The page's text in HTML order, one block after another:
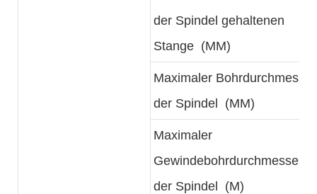
der Spindel gehaltenen
Stange (MM)
Maximaler Bohrdurchmesser
der Spindel (MM)
Maximaler
Gewindebohrdurchmesser
der Spindel (M)